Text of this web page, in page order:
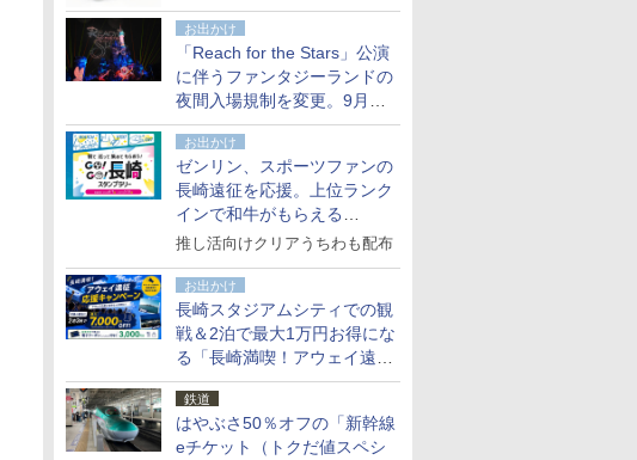
レンほか、注目ブランドコラ
ボが実現
お出かけ
「Reach for the Stars」公演
に伴うファンタジーランドの
夜間入場規制を変更。9月か
ら18時50分～20時ごろに
お出かけ
ゼンリン、スポーツファンの
長崎遠征を応援。上位ランク
インで和牛がもらえる
「GO！GO！長崎スタンプラ
推し活向けクリアうちわも配布
お出かけ
長崎スタジアムシティでの観
戦＆2泊で最大1万円お得にな
る「長崎満喫！アウェイ遠征
応援キャンペーン」
鉄道
はやぶさ50％オフの「新幹線
eチケット（トクだ値スペシ